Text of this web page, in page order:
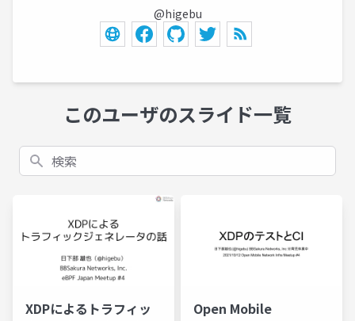
@higebu
このユーザのスライド一覧
検索
XDPによるトラフィッ
Open Mobile